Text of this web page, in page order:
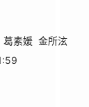
葛素媛 金所泫